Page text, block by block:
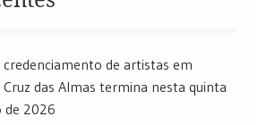
credenciamento de artistas em
das Almas termina nesta quinta
de 2026